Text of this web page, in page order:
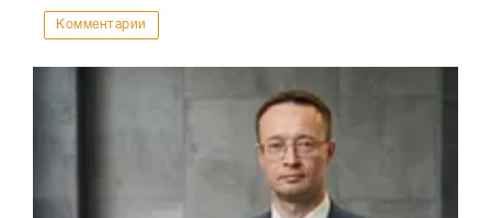
Комментарии